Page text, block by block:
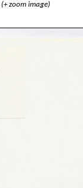
(+ zoom image)